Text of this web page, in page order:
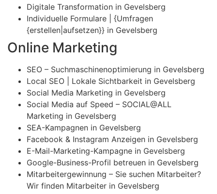
Digitale Transformation in Gevelsberg
Individuelle Formulare | {Umfragen
{erstellen|aufsetzen}} in Gevelsberg
Online Marketing
SEO – Suchmaschinenoptimierung in Gevelsberg
Local SEO | Lokale Sichtbarkeit in Gevelsberg
Social Media Marketing in Gevelsberg
Social Media auf Speed – SOCIAL@ALL
Marketing in Gevelsberg
SEA-Kampagnen in Gevelsberg
Facebook & Instagram Anzeigen in Gevelsberg
E-Mail-Marketing-Kampagne in Gevelsberg
Google-Business-Profil betreuen in Gevelsberg
Mitarbeitergewinnung – Sie suchen Mitarbeiter?
Wir finden Mitarbeiter in Gevelsberg